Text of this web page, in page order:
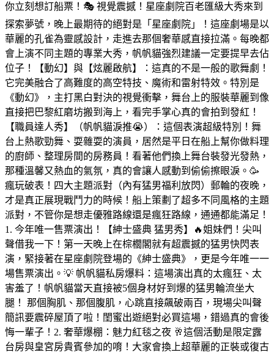
你立刻想訂船票！🎭 視覺震撼！星座劇院百老匯級大秀來到
探索夢號，晚上最期待的絕對是「星座劇院」！這座劇場是以
華麗的孔雀為靈感設計，走進去那個奢華感直接拉滿。每晚都
會上演不同主題的專業大秀，帆帆貓強烈建議一定要提早去佔
位子！【動幻】與【炫麗啟航】：這真的不是一般的歌舞劇！
它完美融合了高難度的高空特技、魔術和雷射特效。特別是
《動幻》，主打黑白對決的視覺衝擊，舞台上的服裝華麗到像
直接把巴黎紅磨坊搬到海上，看完手掌心真的會拍到發紅！
【職員達人秀】（帆帆貓淚推😭）：這個表演超級特別！舞
台上熱歌勁舞、耍雜耍的演員，居然是平日在船上幫你做料理
的廚師、整理房間的房務員！看著他們換上舞台裝發光發熱，
那種溫馨又熱血的氣氛，真的會讓人感動到偷偷擦眼淚。🥳
瘋玩破表！四大主題派對（內有猛男福利放閃）郵輪的夜晚，
才是真正展現戰鬥力的時候！船上策劃了超多不同風格的主題
派對，不管你是想走優雅路線還是瘋狂路線，通通都能滿足！
1. 今年唯一售票演出！【紳士盛典 猛男秀】🔥姐妹們！尖叫
聲借我一下！第一天晚上在棕櫚閣就有超震撼的猛男快閃表
演，緊接著在星座劇院登場的《紳士盛典》，更是今年唯一一
場售票演出。💡 帆帆貓私房爆料：這場演出真的太瘋狂、太
害羞了！帆帆貓當天直接被5個身材好到爆的猛男輪流坐大
腿！ 那個胸肌、那個腹肌，心跳直接飆破兩百，現場尖叫聲
簡訊要震碎屋頂了啦！閨蜜出遊絕對必買這場，錯過真的會後
悔一輩子！2. 奢華爆棚：魅力紅毯之夜 🥂這個活動是限定露
台房與皇宮房貴賓參加的唷！大家會換上超華麗的正裝或復古